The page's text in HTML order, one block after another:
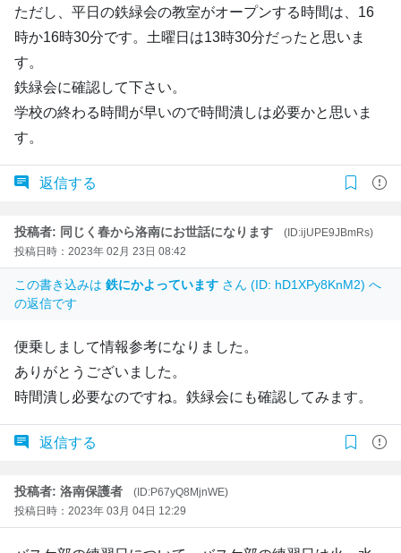
ただし、平日の鉄緑会の教室がオープンする時間は、16
時か16時30分です。土曜日は13時30分だったと思いま
す。
鉄緑会に確認して下さい。
学校の終わる時間が早いので時間潰しは必要かと思いま
す。
返信する
投稿者: 同じく春から洛南にお世話になります
(ID:ijUPE9JBmRs)
投稿日時：2023年 02月 23日 08:42
この書き込みは 鉄にかよっています さん (ID: hD1XPy8KnM2) へ
の返信です
便乗しまして情報参考になりました。
ありがとうございました。
時間潰し必要なのですね。鉄緑会にも確認してみます。
返信する
投稿者: 洛南保護者
(ID:P67yQ8MjnWE)
投稿日時：2023年 03月 04日 12:29